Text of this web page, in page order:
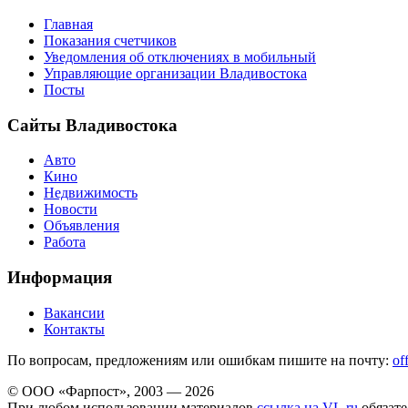
Главная
Показания счетчиков
Уведомления об отключениях в мобильный
Управляющие организации Владивостока
Посты
Сайты Владивостока
Авто
Кино
Недвижимость
Новости
Объявления
Работа
Информация
Вакансии
Контакты
По вопросам, предложениям или ошибкам пишите на почту:
© ООО «Фарпост», 2003 — 2026